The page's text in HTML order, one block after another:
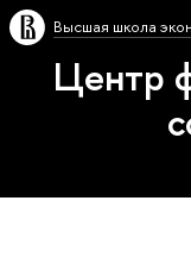
Высшая школа
Центр